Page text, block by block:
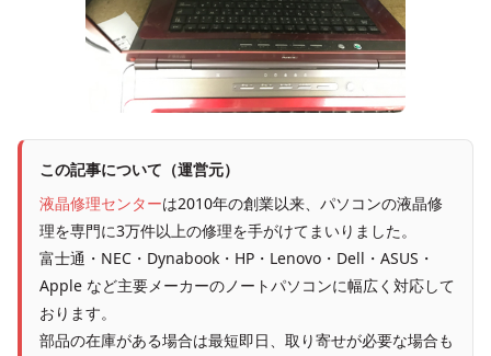
この記事について（運営元）
液晶修理センターは2010年の創業以来、パソコンの液晶修
理を専門に3万件以上の修理を手がけてまいりました。
富士通・NEC・Dynabook・HP・Lenovo・Dell・ASUS・
Apple など主要メーカーのノートパソコンに幅広く対応して
おります。
部品の在庫がある場合は最短即日、取り寄せが必要な場合も